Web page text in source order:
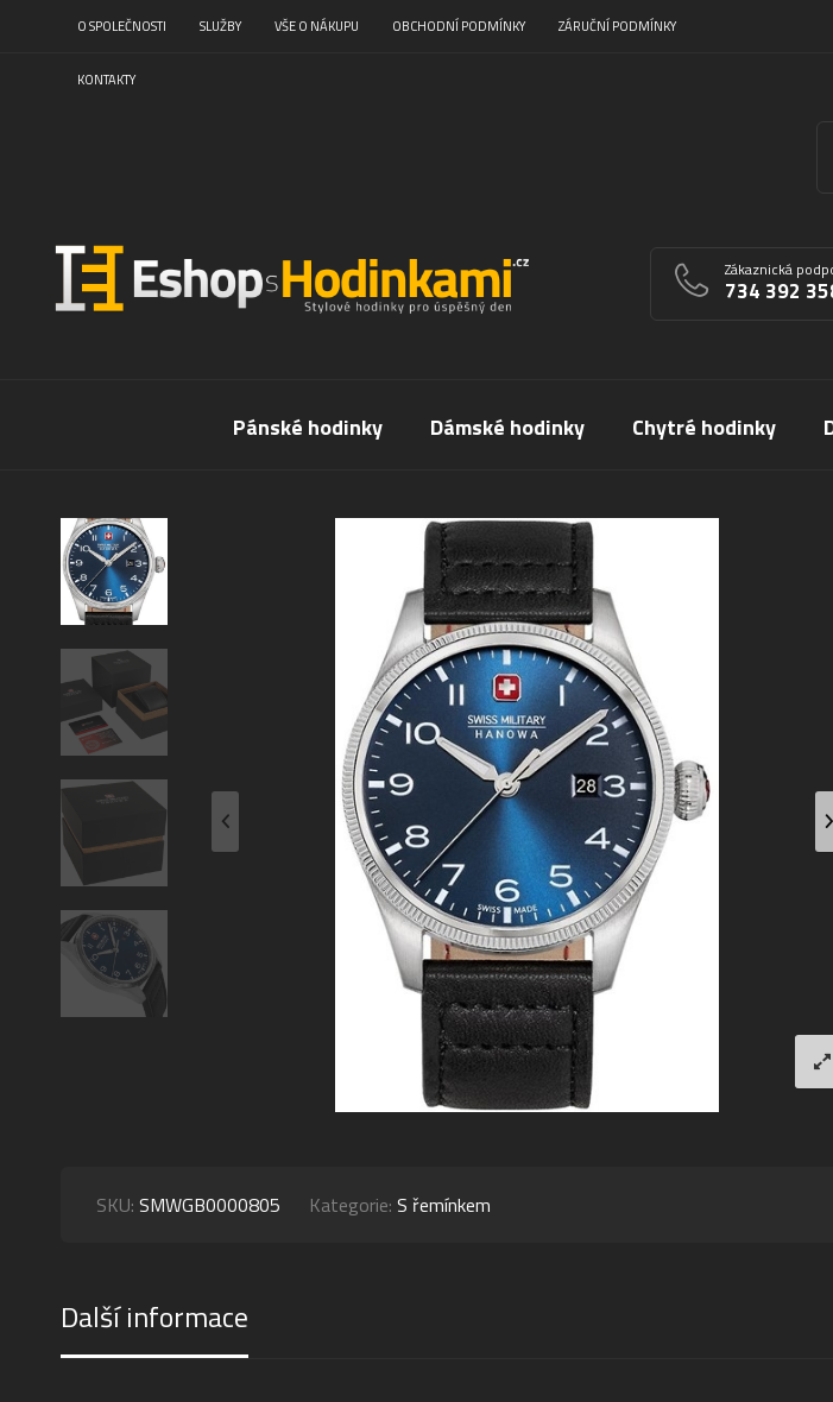
O SPOLEČNOSTI SLUŽBY VŠE O NÁKUPU OBCHODNÍ PODMÍNKY ZÁRUČNÍ PODMÍNKY
KONTAKTY
Zákaznická
734 392
Pánské hodinky Dámské hodinky Chytré hodinky
SKU: SMWGB0000805 Kategorie: S řemínkem
Další informace